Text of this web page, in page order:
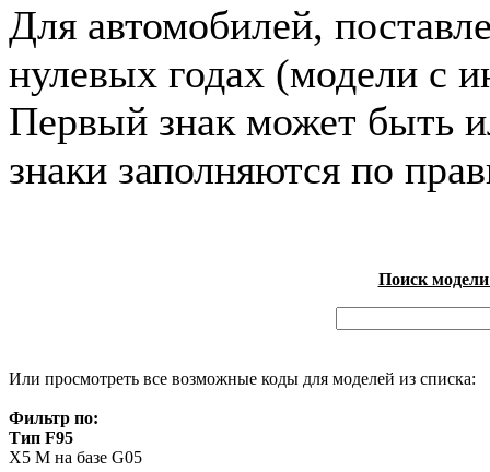
Для автомобилей,
нулевых годах (модели с
Первый знак может быть
знаки заполняются по
Поиск
Или просмотреть все возможные коды для моделей из списка:
Фильтр по:
Тип F95
X5 M на базе G05